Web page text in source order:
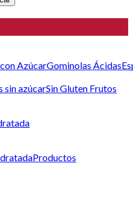
AzúcarGominolas Ácidas
sin azúcarSin Gluten Frutos
Productos